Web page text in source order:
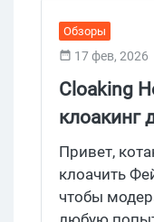
Обзоры
17 фев, 2026
Cloaking
клоакинг
FB и
Привет,
клоачить
чтобы